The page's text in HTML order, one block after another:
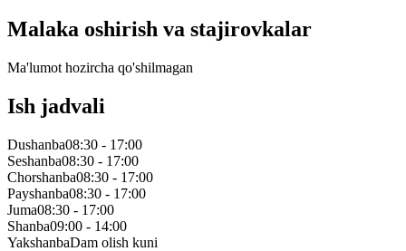
Malaka oshirish va stajirovkalar
Ma'lumot hozircha qo'shilmagan
Ish jadvali
Dushanba08:30 - 17:00
Seshanba08:30 - 17:00
Chorshanba08:30 - 17:00
Payshanba08:30 - 17:00
Juma08:30 - 17:00
Shanba09:00 - 14:00
YakshanbaDam olish kuni